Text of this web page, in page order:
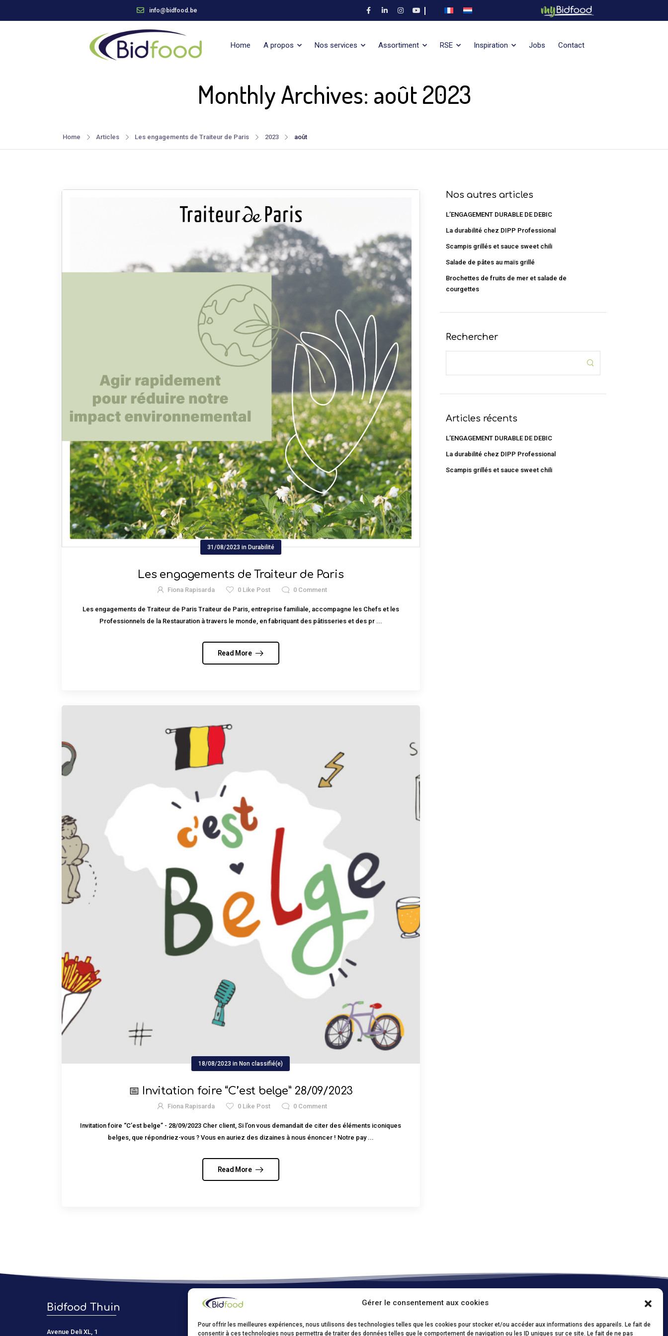
Gérer le consentement aux cookies
Pour offrir les meilleures expériences, nous utilisons des technologies telles que les cookies pour stocker et/ou accéder aux informations des appareils. Le fait de
consentir à ces technologies nous permettra de traiter des données telles que le comportement de navigation ou les ID uniques sur ce site. Le fait de ne pas
info@bidfood.be
Home A propos Nos services Assortiment RSE Inspiration Jobs Contact
Monthly Archives: août 2023
Home Articles Les engagements de Traiteur de Paris 2023 août
Nos autres articles
L’ENGAGEMENT DURABLE DE DEBIC
La durabilité chez DIPP Professional
Scampis grillés et sauce sweet chili
Salade de pâtes au maïs grillé
Brochettes de fruits de mer et salade de
courgettes
Rechercher
Articles récents
L’ENGAGEMENT DURABLE DE DEBIC
La durabilité chez DIPP Professional
Scampis grillés et sauce sweet chili
31/08/2023 in Durabilité
Les engagements de Traiteur de Paris
Fiona Rapisarda 0Like Post 0Comment
Les engagements de Traiteur de Paris Traiteur de Paris, entreprise familiale, accompagne les Chefs et les
Professionnels de la Restauration à travers le monde, en fabriquant des pâtisseries et des pr ...
Read More
18/08/2023 in Non classifié(e)
📅 Invitation foire “C’est belge” 28/09/2023
Fiona Rapisarda 0Like Post 0Comment
Invitation foire “C’est belge” - 28/09/2023 Cher client, Si l’on vous demandait de citer des éléments iconiques
belges, que répondriez-vous ? Vous en auriez des dizaines à nous énoncer ! Notre pay ...
Read More
Bidfood Thuin
Avenue Deli XL, 1
Bidfood Kruibeke
Kasteleinsstraat, 17 Conditions d’utilisations (FR)/Privacy Policy